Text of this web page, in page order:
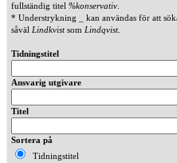
fullständig titel %konservativ
* Understrykning _ kan användas för att
såväl Lindkvistsom Lindqvist.
Tidningstitel
Ansvarig utgivare
Titel
Sortera på
Tidningstitel